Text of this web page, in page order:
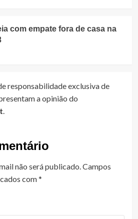
com empate fora de casa na
responsabilidade exclusiva de
a opinião do
.
não será publicado.Campos
com*